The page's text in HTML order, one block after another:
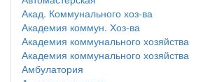
Акад. Коммунального хоз-ва
Академия коммун. Хоз-ва
Академия коммунального хозяйства
Академия коммунального хозяйства
Амбулатория